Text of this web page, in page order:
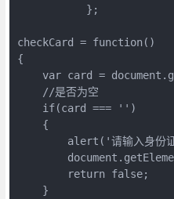
           };
checkCard = function()
{
var card =
    //是否为空
    if(card === '')
    {
alert('请输入身份
        return false;
    }